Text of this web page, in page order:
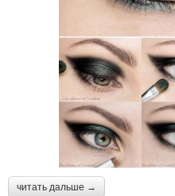
читать дальше →